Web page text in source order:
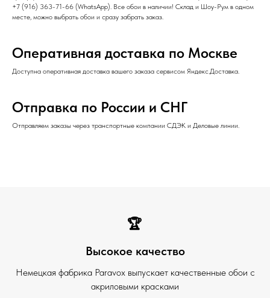
+7 (916) 363-71-66 (WhatsApp). Все обои в наличии! Склад и Шоу-Рум в одном
месте, можно выбрать обои и сразу забрать заказ.
Оперативная доставка по Москве
Доступна оперативная доставка вашего заказа сервисом Яндекс.Доставка.
Отправка по России и СНГ
Отправляем заказы через транспортные компании СДЭК и Деловые линии.
🏆
Высокое качество
Немецкая фабрика Paravox выпускает качественные обои с
акриловыми красками